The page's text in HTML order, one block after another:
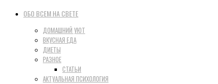
ОБО ВСЕМ НА СВЕТЕ
ДОМАШНИЙ УЮТ
ВКУСНАЯ ЕДА
ДИЕТЫ
РАЗНОЕ
СТАТЬИ
АКТУАЛЬНАЯ ПСИХОЛОГИЯ